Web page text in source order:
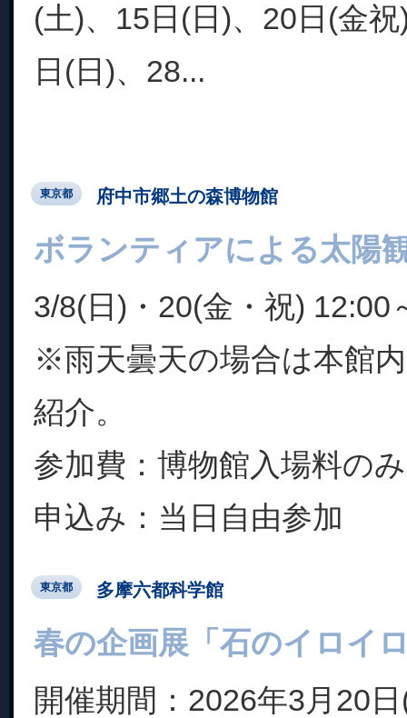
(土)、15日(日)、20日(金
日(日)、28...
東京都 府中市郷土の森博物館
ボランティアによる太陽
3/8(日)・20(金・祝) 12:00
※雨天曇天の場合は本館
紹介。
参加費：博物館入場料のみ
申込み：当日自由参加
東京都 多摩六都科学館
春の企画展「石のイロイ
開催期間：2026年3月20